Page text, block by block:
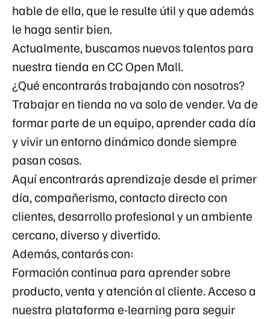
hable de ella, que le resulte útil y que además
le haga sentir bien.
Actualmente, buscamos nuevos talentos para
nuestra tienda enCC Open Mall.
¿Qué encontrarás trabajando con nosotros?
Trabajar en tienda no va solo de vender. Va de
formar parte de un equipo, aprender cada día
y vivir un entorno dinámico donde siempre
pasan cosas.
Aquí encontrarás aprendizaje desde el primer
día, compañerismo, contacto directo con
clientes, desarrollo profesional y un ambiente
cercano, diverso y divertido.
Además, contarás con:
Formación continua para aprender sobre
producto, venta y atención al cliente. Acceso a
nuestra plataforma e-learning para seguir